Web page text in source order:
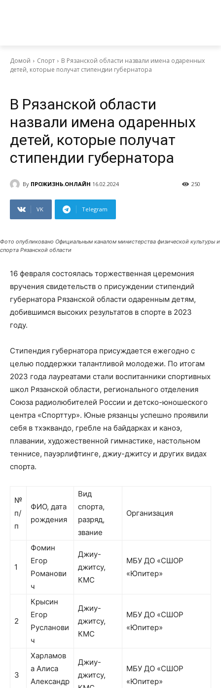
Домой Спорт
В Рязанской области назвали имена одаренных
детей, которые получат стипендии губернатора
В Рязанской области
назвали имена одаренных
детей, которые получат
стипендии губернатора
By ПРОЖИЗНЬ.ОНЛАЙН 16.02.2024 250
VK Telegram
Фото опубликовано Официальным каналом министерства физической культуры и
спорта Рязанской области
16 февраля состоялась торжественная церемония
вручения свидетельств о присуждении стипендий
губернатора Рязанской области одаренным детям,
добившимся высоких результатов в спорте в 2023
году.
Стипендия губернатора присуждается ежегодно с
целью поддержки талантливой молодежи. По итогам
2023 года лауреатами стали воспитанники спортивных
школ Рязанской области, регионального отделения
Союза радиолюбителей России и детско-юношеского
центра «Спорттур». Юные рязанцы успешно проявили
себя в тхэквандо, гребле на байдарках и каноэ,
плавании, художественной гимнастике, настольном
теннисе, пауэрлифтинге, джиу-джитсу и других видах
спорта.
№
п/
п
ФИО, дата
рождения
Вид
спорта,
разряд,
звание
Организация
1
Фомин
Егор
Романови
ч
Джиу-
джитсу,
КМС
МБУ ДО «СШОР
«Юпитер»
2
Крысин
Егор
Русланови
ч
Джиу-
джитсу,
КМС
МБУ ДО «СШОР
«Юпитер»
3
Харламов
а Алиса
Александр
Джиу-
джитсу,
МБУ ДО «СШОР
«Юпитер»